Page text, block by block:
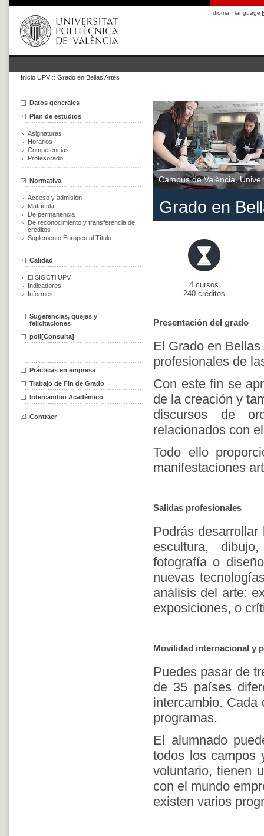
Idioma · language
Inicio UPV :: Grado en Bellas Artes
Datos generales
Plan de estudios
Asignaturas
Horarios
Competencias
Profesorado
Normativa
Acceso y admisión
Matrícula
De permanencia
De reconocimiento y transferencia de
créditos
Suplemento Europeo al Título
Calidad
El SIGCTi UPV
Indicadores
Informes
Sugerencias, quejas y
felicitaciones
poli[Consulta]
Prácticas en empresa
Trabajo de Fin de Grado
Intercambio Académico
Contraer
Campus de València,
Grado en
4 cursos
240 créditos
Presentación del grado
El Grado en
profesionales de
Con este fin se
de la creación y
discursos de
relacionados con
Todo ello
manifestaciones
Salidas profesionales
Podrás
escultura,
fotografía o
nuevas
análisis del arte:
exposiciones, o
Movilidad internacional y
Puedes pasar de
de 35 países
intercambio. Cada
programas.
El alumnado
todos los campos
voluntario, tienen
con el mundo
existen varios